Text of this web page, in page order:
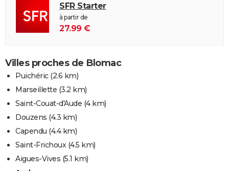
SFR Starter
à partir de
27.99 €
Villes proches de Blomac
Puichéric(2.6 km)
Marseillette (3.2 km)
Saint-Couat-d'Aude (4 km)
Douzens (4.3 km)
Capendu (4.4 km)
Saint-Frichoux (4.5 km)
Aigues-Vives (5.1 km)